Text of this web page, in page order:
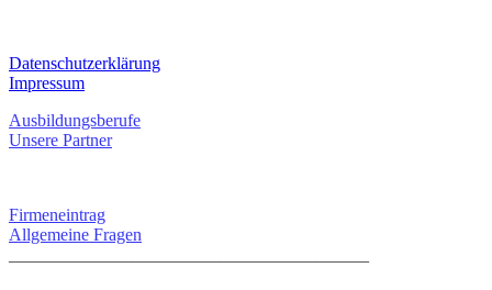
Datenschutzerklärung
Impressum
Ausbildungsberufe
Unsere Partner
Firmeneintrag
Allgemeine Fragen